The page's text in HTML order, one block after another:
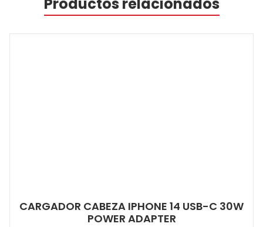
Productos relacionados
CARGADOR CABEZA IPHONE 14 USB-C 30W
POWER ADAPTER